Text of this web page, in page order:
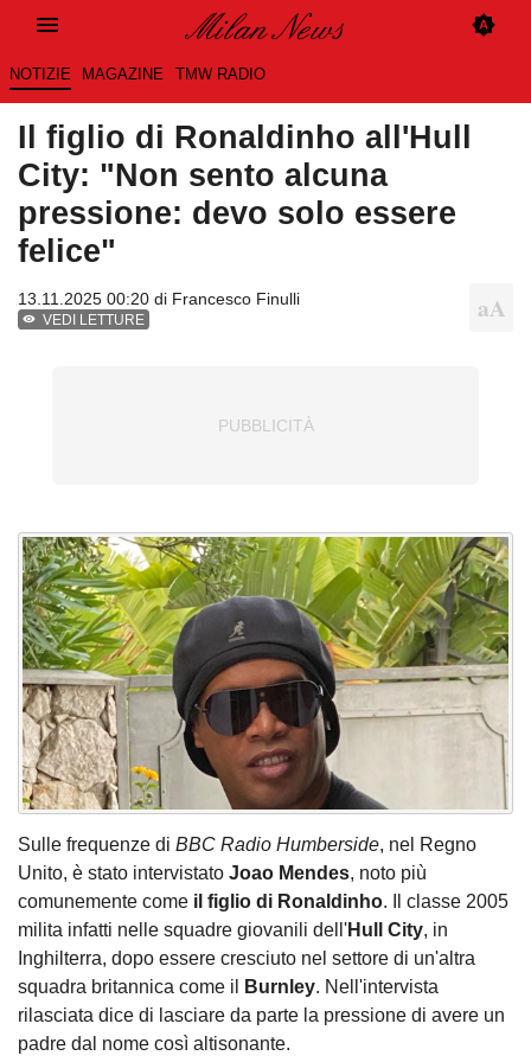
NOTIZIE MAGAZINE TMW RADIO
Il figlio di Ronaldinho all'Hull
City: "Non sento alcuna
pressione: devo solo essere
felice"
13.11.2025 00:20 di Francesco Finulli
VEDI LETTURE
Sulle frequenze di BBC Radio Humberside, nel Regno
Unito, è stato intervistato Joao Mendes, noto più
comunemente come il figlio di Ronaldinho. Il classe 2005
milita infatti nelle squadre giovanili dell'Hull City, in
Inghilterra, dopo essere cresciuto nel settore di un'altra
squadra britannica come il
Burnley. Nell'intervista
rilasciata dice di lasciare da parte la pressione di avere un
padre dal nome così altisonante.